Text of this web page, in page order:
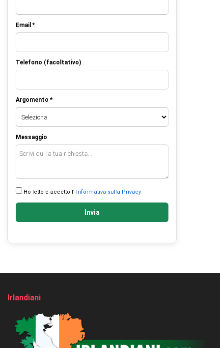
Email *
Telefono (facoltativo)
Argomento *
Messaggio
Ho letto e accetto l’ Informativa sulla Privacy
Invia
Irlandiani